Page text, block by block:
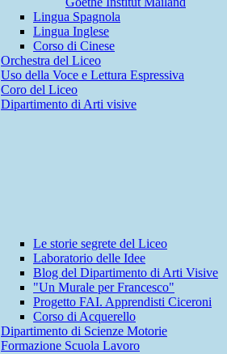
Lingua Spagnola
Lingua Inglese
Corso di Cinese
Orchestra del Liceo
Uso della Voce e Lettura Espressiva
Coro del Liceo
Dipartimento di Arti visive
Le storie segrete del Liceo
Laboratorio delle Idee
Blog del Dipartimento di Arti Visive
"Un Murale per Francesco"
Progetto FAI. Apprendisti Ciceroni
Corso di Acquerello
Dipartimento di Scienze Motorie
Formazione Scuola Lavoro